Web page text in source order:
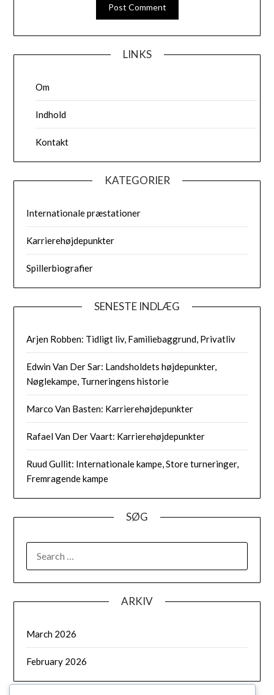
LINKS
Om
Indhold
Kontakt
KATEGORIER
Internationale præstationer
Karrierehøjdepunkter
Spillerbiografier
SENESTE INDLÆG
Arjen Robben: Tidligt liv, Familiebaggrund, Privatliv
Edwin Van Der Sar: Landsholdets højdepunkter,
Nøglekampe, Turneringens historie
Marco Van Basten: Karrierehøjdepunkter
Rafael Van Der Vaart: Karrierehøjdepunkter
Ruud Gullit: Internationale kampe, Store turneringer,
Fremragende kampe
SØG
FOR:
ARKIV
March 2026
February 2026